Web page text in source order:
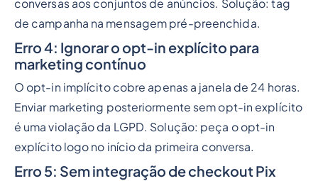
conversas aos conjuntos de anúncios. Solução: tag
de campanha na mensagem pré-preenchida.
Erro 4: Ignorar o opt-in explícito para
marketing contínuo
O opt-in implícito cobre apenas a janela de 24 horas.
Enviar marketing posteriormente sem opt-in explícito
é uma violação da LGPD. Solução: peça o opt-in
explícito logo no início da primeira conversa.
Erro 5: Sem integração de checkout Pix